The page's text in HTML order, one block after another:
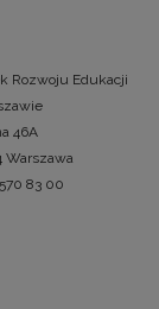
Rozwoju Edukacji
46A
Warszawa
83 00